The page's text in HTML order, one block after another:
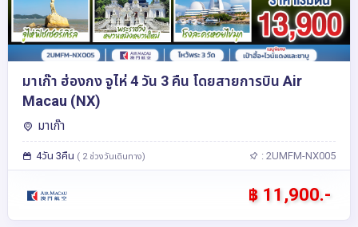
มาเก๊า ฮ่องกง จูไห่ 4 วัน 3 คืน โดยสายการบิน Air
Macau (NX)
มาเก๊า
4วัน 3คืน ( 2 ช่วงวันเดินทาง) : 2UMFM-NX005
฿ 11,900.-